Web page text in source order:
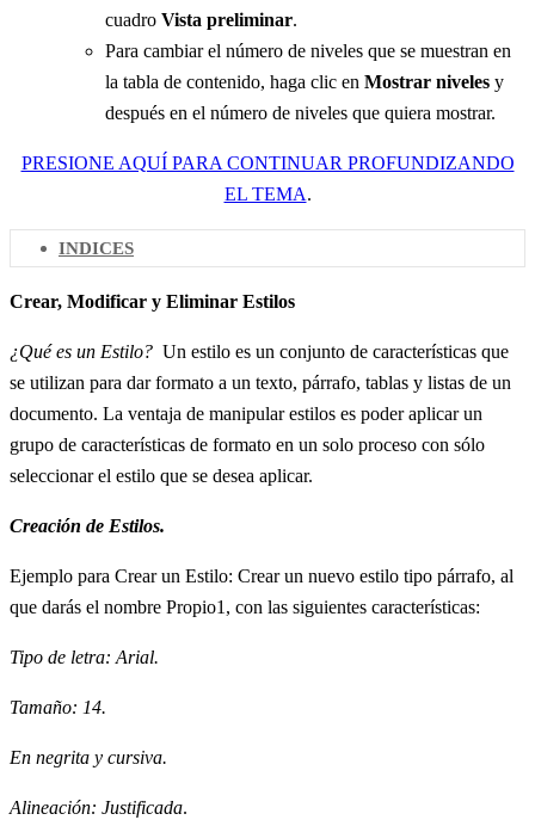
cuadro Vista preliminar.
Para cambiar el número de niveles que se muestran en
la tabla de contenido, haga clic en Mostrar niveles y
después en el número de niveles que quiera mostrar.
PRESIONE AQUÍ PARA CONTINUAR PROFUNDIZANDO
EL TEMA.
INDICES
Crear, Modificar y Eliminar Estilos
¿Qué es un Estilo? Un estilo es un conjunto de características que
se utilizan para dar formato a un texto, párrafo, tablas y listas de un
documento. La ventaja de manipular estilos es poder aplicar un
grupo de características de formato en un solo proceso con sólo
seleccionar el estilo que se desea aplicar.
Creación de Estilos.
Ejemplo para Crear un Estilo: Crear un nuevo estilo tipo párrafo, al
que darás el nombre Propio1, con las siguientes características:
Tipo de letra: Arial.
Tamaño: 14.
En negrita y cursiva.
Alineación: Justificada.